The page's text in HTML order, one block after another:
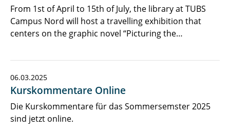
Excursions
TUBS Players
From 1st of April to 15th of July, the library at TUBS
Campus Nord will host a travelling exhibition that
centers on the graphic novel “Picturing the…
06.03.2025
Kurskommentare Online
Die Kurskommentare für das Sommersemster 2025
sind jetzt online.